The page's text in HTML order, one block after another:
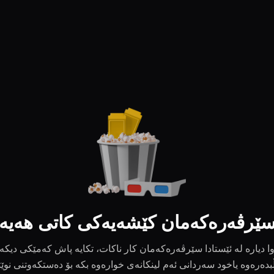
کێشەیەکی کاتی
وا دیارە لە ئێستادا سێرڤەرەکەمان کار ناکات، تکایە پاش کەمێکی دیکە
یاخود سەردانی ئەم لینکانەی خوارەوە بکە بۆ دەستکەوتنی